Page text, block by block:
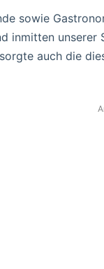
sowie
inmitten
auch die